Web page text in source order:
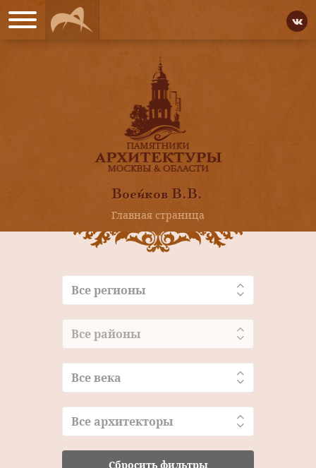
Воейков В.В.
Главная страница
Все регионы
Все районы
Все века
Все архитекторы
Сбросить фильтры